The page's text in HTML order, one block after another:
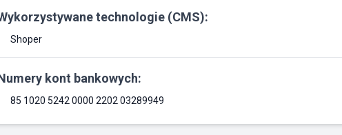
technologie (CMS):
Shoper
kont bankowych:
85 1020 5242 0000 2202 03289949